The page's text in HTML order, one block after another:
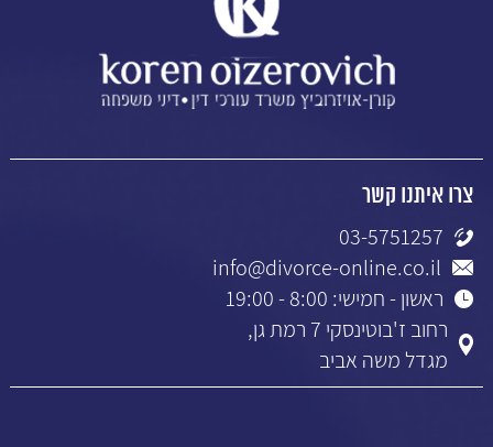
צרו איתנו קשר
03-5751257
info@divorce-online.co.il
ראשון - חמישי: 8:00 - 19:00
רחוב ז'בוטינסקי 7 רמת גן,
מגדל משה אביב